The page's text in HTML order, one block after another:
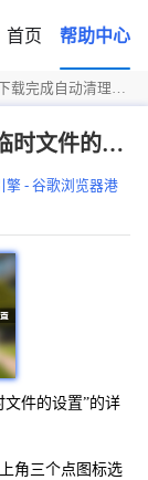
首页 帮助中心
自动清理临时文件的设置
google Chrome下载完成自动清理临时文件的设置
擎 - 谷歌浏览器港
文件的设置”的详
角三个点图标选